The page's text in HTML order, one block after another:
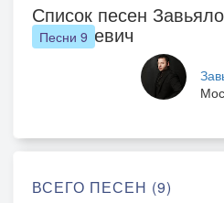
Список песен
Николаевич
Песни 9
ВСЕГО ПЕСЕН (9)